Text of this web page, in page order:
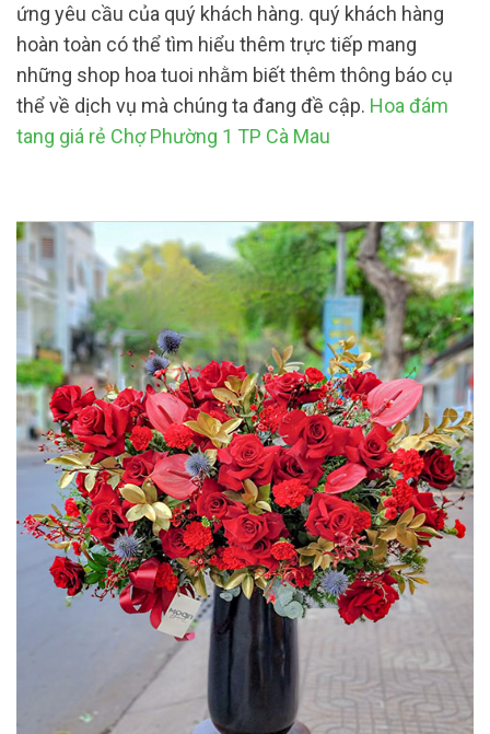
ứng yêu cầu của quý khách hàng. quý khách hàng
hoàn toàn có thể tìm hiểu thêm trực tiếp mang
những shop hoa tuoi nhằm biết thêm thông báo cụ
thể về dịch vụ mà chúng ta đang đề cập. Hoa đám
tang giá rẻ Chợ Phường 1 TP Cà Mau